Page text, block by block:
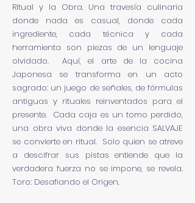
Ritual y la Obra. Una travesía culinaria
donde nada es casual, donde cada
ingrediente, cada técnica y cada
herramienta son piezas de un lenguaje
olvidado. Aquí, el arte de la cocina
Japonesa se transforma en un acto
sagrado: un juego de señales, de fórmulas
antiguas y rituales reinventados para el
presente. Cada caja es un tomo perdido,
una obra viva donde la esencia SALVAJE
se convierte en ritual. Solo quien se atreve
a descifrar sus pistas entiende que la
verdadera fuerza no se impone, se revela.
Toro: Desafiando el Origen.